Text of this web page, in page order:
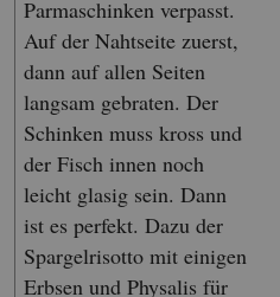
Par­ma­schin­ken ver­passt.
Auf der Naht­sei­te zu­erst,
dann auf allen Sei­ten
lang­sam ge­bra­ten. Der
Schin­ken muss kross und
der Fisch innen noch
leicht gla­sig sein. Dann
ist es per­fekt. Dazu der
Spar­gel­ri­sot­to mit ei­ni­gen
Erb­sen und Phy­sa­lis für